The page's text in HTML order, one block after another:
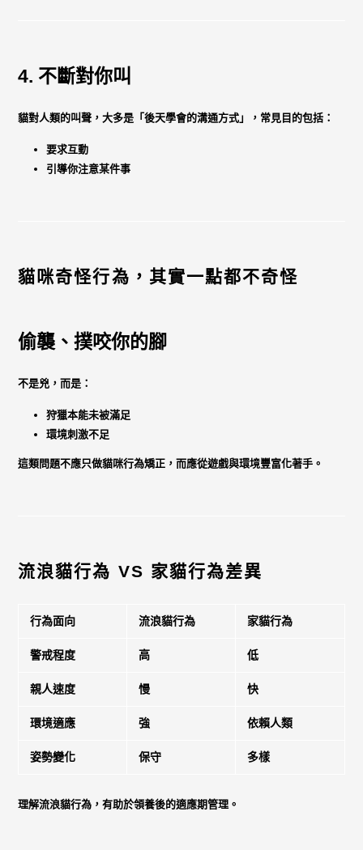
4. 不斷對你叫
貓對人類的叫聲，大多是「後天學會的溝通方式」，常見目的包括：
要求互動
引導你注意某件事
貓咪奇怪行為，其實一點都不奇怪
偷襲、撲咬你的腳
不是兇，而是：
狩獵本能未被滿足
環境刺激不足
這類問題不應只做貓咪行為矯正，而應從遊戲與環境豐富化著手。
流浪貓行為 VS 家貓行為差異
行為面向 流浪貓行為 家貓行為
警戒程度 高 低
親人速度 慢 快
環境適應 強 依賴人類
姿勢變化 保守 多樣
理解流浪貓行為，有助於領養後的適應期管理。